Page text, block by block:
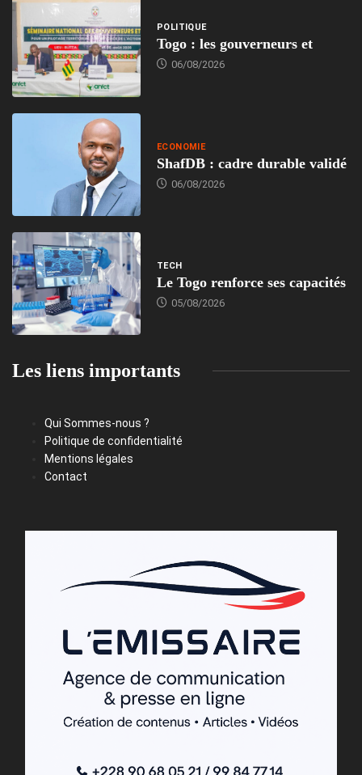
POLITIQUE
Togo : les gouverneurs et
06/08/2026
ECONOMIE
ShafDB : cadre durable validé
06/08/2026
TECH
Le Togo renforce ses capacités
05/08/2026
Les liens importants
Qui Sommes-nous ?
Politique de confidentialité
Mentions légales
Contact